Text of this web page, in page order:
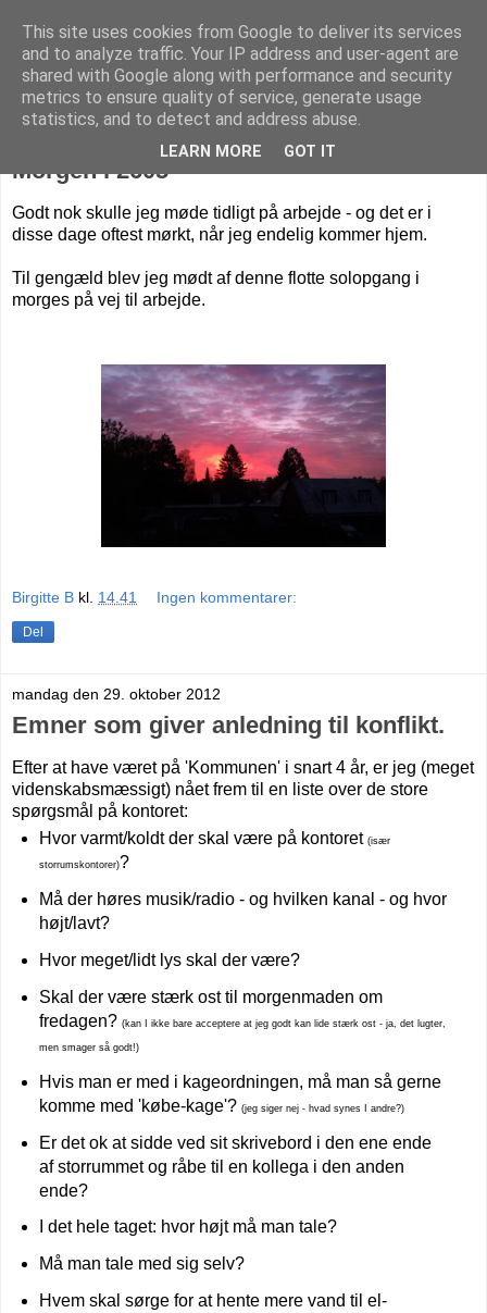
Livet på Vestegnen
Morgen i 2605
Godt nok skulle jeg møde tidligt på arbejde - og det er i
disse dage oftest mørkt, når jeg endelig kommer hjem.
Til gengæld blev jeg mødt af denne flotte solopgang i
morges på vej til arbejde.
Birgitte B kl. 14.41 Ingen kommentarer:
Del
mandag den 29. oktober 2012
Emner som giver anledning til konflikt.
Efter at have været på 'Kommunen' i snart 4 år, er jeg (meget
videnskabsmæssigt) nået frem til en liste over de store
spørgsmål på kontoret:
Hvor varmt/koldt der skal være på kontoret (især
storrumskontorer)?
Må der høres musik/radio - og hvilken kanal - og hvor
højt/lavt?
Hvor meget/lidt lys skal der være?
Skal der være stærk ost til morgenmaden om
fredagen? (kan I ikke bare acceptere at jeg godt kan lide stærk ost - ja, det lugter,
men smager så godt!)
Hvis man er med i kageordningen, må man så gerne
komme med 'købe-kage'? (jeg siger nej - hvad synes I andre?)
Er det ok at sidde ved sit skrivebord i den ene ende
af storrummet og råbe til en kollega i den anden
ende?
I det hele taget: hvor højt må man tale?
Må man tale med sig selv?
Hvem skal sørge for at hente mere vand til el-
This site uses cookies from Google to deliver its services
and to analyze traffic. Your IP address and user-agent are
shared with Google along with performance and security
metrics to ensure quality of service, generate usage
statistics, and to detect and address abuse.
LEARN MORE GOT IT